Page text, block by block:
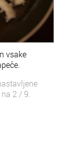
vsake
2 / 9.